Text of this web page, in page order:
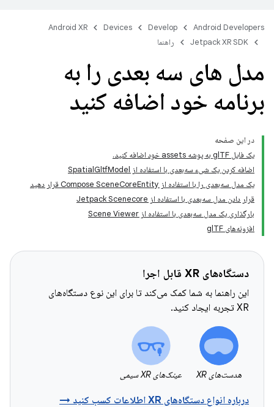
Android Developers
Develop
Devices
Android XR
Jetpack XR SDK
راهنما
مدل های سه بعدی را به
برنامه خود اضافه کنید
در این صفحه
یک فایل glTF به پوشه assets خود اضافه کنید.
اضافه کردن یک شیء سه‌بعدی با استفاده از SpatialGltfModel
یک مدل سه‌بعدی را با استفاده از Compose SceneCoreEntity قرار دهید
قرار دادن مدل سه‌بعدی با استفاده از Jetpack Scenecore
بارگذاری یک مدل سه‌بعدی با استفاده از Scene Viewer
افزونه‌های glTF
دستگاه‌های XR قابل اجرا
این راهنما به شما کمک می‌کند تا برای این نوع دستگاه‌های
XR تجربه ایجاد کنید.
هدست‌های XR عینک‌های XR سیمی
درباره انواع دستگاه‌های XR اطلاعات کسب کنید →